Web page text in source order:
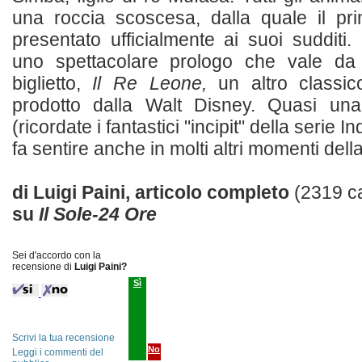
una roccia scoscesa, dalla quale il
presentato ufficialmente ai suoi
uno spettacolare prologo che vale
biglietto, Il Re Leone, un altro
prodotto dalla Walt Disney. Quasi
(ricordate i fantastici "incipit" della serie
fa sentire anche in molti altri momenti
di Luigi Paini, articolo completo (2319
su Il Sole-24 Ore
Sei d'accordo con la
recensione di Luigi Paini?
Sì
No
Scrivi la tua recensione
Leggi i commenti del